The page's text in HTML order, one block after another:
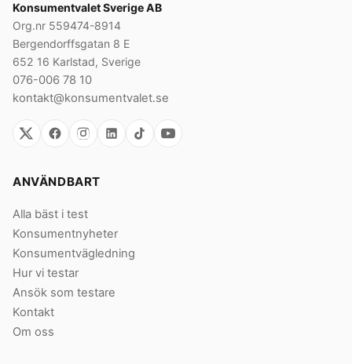
Konsumentvalet Sverige AB
Org.nr 559474-8914
Bergendorffsgatan 8 E
652 16 Karlstad, Sverige
076-006 78 10
kontakt@konsumentvalet.se
ANVÄNDBART
Alla bäst i test
Konsumentnyheter
Konsumentvägledning
Hur vi testar
Ansök som testare
Kontakt
Om oss